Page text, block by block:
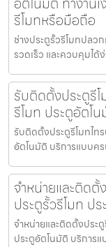
รีโมทหรือมือถือ
ช่างประตูรั้วรีโมทปลว
รวดเร็ว และควบคุมไ
รับติดตั้งประตูรี
รีโมท ประตูอัตโ
รับติดตั้งประตูรีโมทไท
อัตโนมัติ บริการแบบค
จำหน่ายและติดตั้
ประตูรั้วรีโมท ป
จำหน่ายและติดตั้งประ
ประตูอัตโนมัติ บริการ